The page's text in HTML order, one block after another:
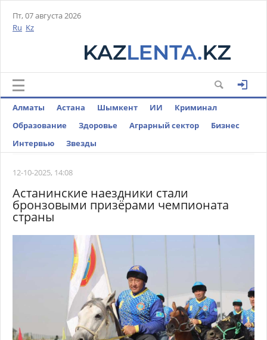
Пт, 07 августа 2026
Ru Kz
Алматы Астана Шымкент ИИ
Криминал
Образование
Здоровье Аграрный сектор
Бизнес
Интервью
Звезды
12-10-2025, 14:08
Астанинские наездники стали
бронзовыми призёрами чемпионата
страны